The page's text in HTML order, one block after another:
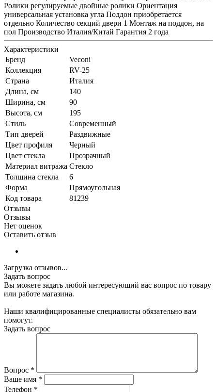
Ролики регулируемые двойные ролики Ориентация
универсальная установка угла Поддон приобретается
отдельно Количество секций двери 1 Монтаж на поддон, на
пол Производство Италия/Китай Гарантия 2 года
Характеристики
Бренд
Veconi
Коллекция
RV-25
Страна
Италия
Длина, см
140
Ширина, см
90
Высота, см
195
Стиль
Современный
Тип дверей
Раздвижные
Цвет профиля
Черный
Цвет стекла
Прозрачный
Материал витража Стекло
Толщина стекла
6
Форма
Прямоугольная
Код товара
81239
Отзывы
Отзывы
Нет оценок
Оставить отзыв
Загрузка отзывов...
Задать вопрос
Вы можете задать любой интересующий вас вопрос по товару
или работе магазина.
Наши квалифицированные специалисты обязательно вам
помогут.
Задать вопрос
Вопрос *
Ваше имя *
Телефон *